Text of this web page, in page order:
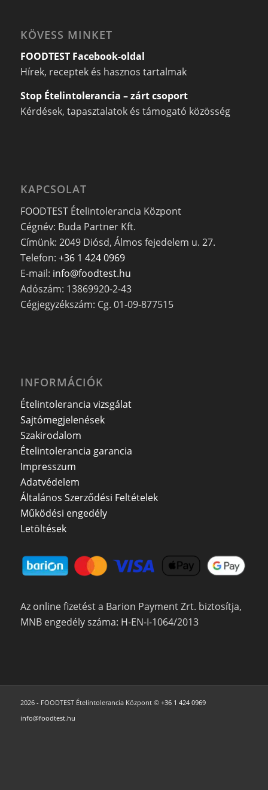
KÖVESS MINKET
FOODTEST Facebook-oldal
Hírek, receptek és hasznos tartalmak
Stop Ételintolerancia – zárt csoport
Kérdések, tapasztalatok és támogató közösség
KAPCSOLAT
FOODTEST Ételintolerancia Központ
Cégnév: Buda Partner Kft.
Címünk: 2049 Diósd, Álmos fejedelem u. 27.
Telefon: +36 1 424 0969
E-mail: info@foodtest.hu
Adószám: 13869920-2-43
Cégjegyzékszám: Cg. 01-09-877515
INFORMÁCIÓK
Ételintolerancia vizsgálat
Sajtómegjelenések
Szakirodalom
Ételintolerancia garancia
Impresszum
Adatvédelem
Általános Szerződési Feltételek
Működési engedély
Letöltések
Az online fizetést a Barion Payment Zrt. biztosítja,
MNB engedély száma: H-EN-I-1064/2013
2026 - FOODTEST Ételintolerancia Központ © +36 1 424 0969
info@foodtest.hu